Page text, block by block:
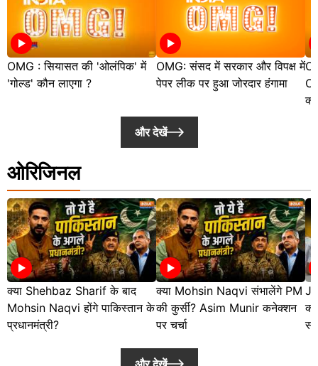
OMG : सियासत की 'ओलंपिक' में
'गोल्ड' कौन लाएगा ?
OMG: संसद में सरकार और विपक्ष में
पेपर लीक पर हुआ जोरदार हंगामा
और देखें
ओरिजिनल
क्या Shehbaz Sharif के बाद
Mohsin Naqvi होंगे पाकिस्तान के
प्रधानमंत्री?
क्या Mohsin Naqvi संभालेंगे PM
की कुर्सी? Asim Munir कनेक्शन
पर चर्चा